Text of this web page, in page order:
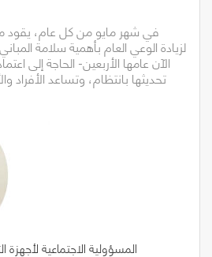
في شهر مايو من كل عام، يقود
لزيادة الوعي العام بأهمية سلامة
الآن عامها الأربعين- الحاجة إلى
تحديثها بانتظام، وتساعد
المسؤولية الاجتماعية